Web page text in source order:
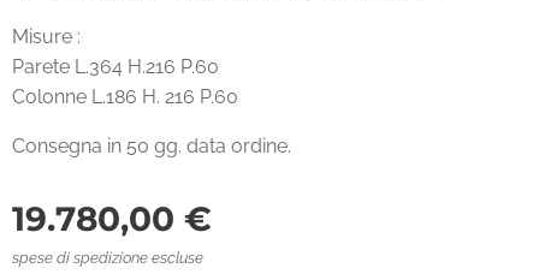
Misure :
Parete L.364 H.216 P.60
Colonne L.186 H. 216 P.60
Consegna in 50 gg. data ordine.
19.780,00 €
spese di spedizione escluse